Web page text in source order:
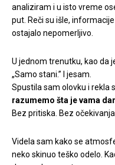
analiziram i u isto vreme
put. Reči su išle,
ostajalo nepomerljivo.
U jednom trenutku, kao da
„Samo stani.” I jesam.
Spustila sam olovku i rekla
razumemo šta je vama
Bez pritiska. Bez
Videla sam kako se
neko skinuo teško odelo.